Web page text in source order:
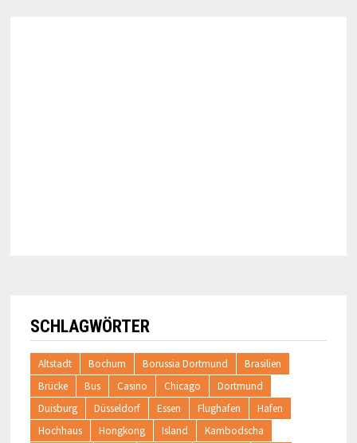
SCHLAGWÖRTER
Altstadt Bochum Borussia Dortmund
Brasilien
Brücke
Bus Casino Chicago
Dortmund
Duisburg
Düsseldorf Essen Flughafen
Hafen
Hochhaus
Hongkong Island
Kambodscha